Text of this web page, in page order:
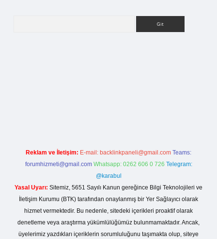
Reklam ve İletişim: E-mail: backlinkpaneli@gmail.com Teams:
forumhizmeti@gmail.com Whatsapp: 0262 606 0 726 Telegram:
@karabul
Yasal Uyarı: Sitemiz, 5651 Sayılı Kanun gereğince Bilgi Teknolojileri ve
İletişim Kurumu (BTK) tarafından onaylanmış bir Yer Sağlayıcı olarak
hizmet vermektedir. Bu nedenle, sitedeki içerikleri proaktif olarak
denetleme veya araştırma yükümlülüğümüz bulunmamaktadır. Ancak,
üyelerimiz yazdıkları içeriklerin sorumluluğunu taşımakta olup, siteye